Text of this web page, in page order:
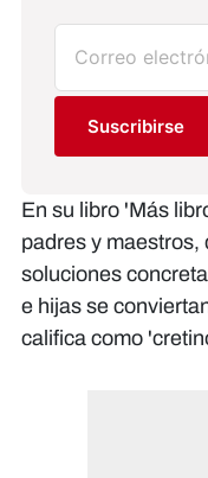
Suscribirse
En su libro 'Más
padres y maestros,
soluciones
e hijas se
califica como